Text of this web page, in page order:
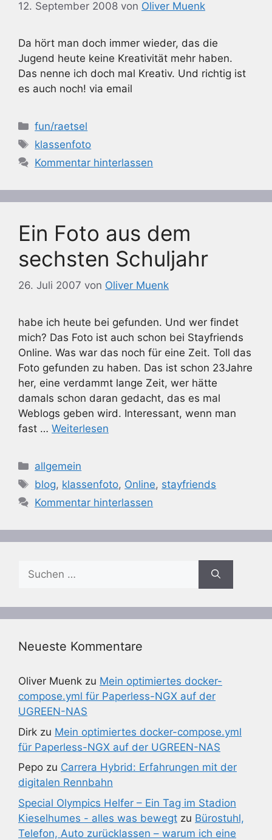
12. September 2008 von Oliver Muenk
Da hört man doch immer wieder, das die
Jugend heute keine Kreativität mehr haben.
Das nenne ich doch mal Kreativ. Und richtig ist
es auch noch! via email
Kategorien
fun/raetsel
Schlagwörter
klassenfoto
Kommentar hinterlassen
Ein Foto aus dem
sechsten Schuljahr
26. Juli 2007 von Oliver Muenk
habe ich heute bei gefunden. Und wer findet
mich? Das Foto ist auch schon bei Stayfriends
Online. Was war das noch für eine Zeit. Toll das
Foto gefunden zu haben. Das ist schon 23Jahre
her, eine verdammt lange Zeit, wer hätte
damals schon daran gedacht, das es mal
Weblogs geben wird. Interessant, wenn man
fast … Weiterlesen
Kategorien
allgemein
Schlagwörter
blog, klassenfoto, Online, stayfriends
Kommentar hinterlassen
Suchen
nach:
Neueste Kommentare
Oliver Muenk zu Mein optimiertes docker-
compose.yml für Paperless-NGX auf der
UGREEN-NAS
Dirk zu Mein optimiertes docker-compose.yml
für Paperless-NGX auf der UGREEN-NAS
Pepo zu Carrera Hybrid: Erfahrungen mit der
digitalen Rennbahn
Special Olympics Helfer – Ein Tag im Stadion
Kieselhumes - alles was bewegt zu Bürostuhl,
Telefon, Auto zurücklassen – warum ich eine